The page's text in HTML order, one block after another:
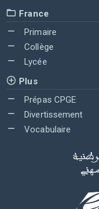
France
Primaire
Collège
Lycée
Plus
Prépas CPGE
Divertissement
Vocabulaire